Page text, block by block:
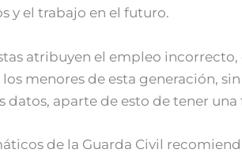
y el trabajo en el futuro.
atribuyen el empleo
menores de esta generación,
aparte de esto de tener
de la Guarda Civil